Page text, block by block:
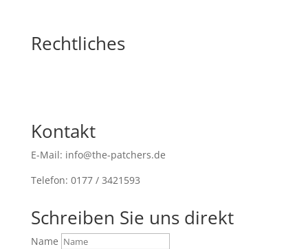
Rechtliches
Kontakt
E-Mail: info@the-patchers.de
Telefon: 0177 / 3421593
Schreiben Sie uns direkt
Name